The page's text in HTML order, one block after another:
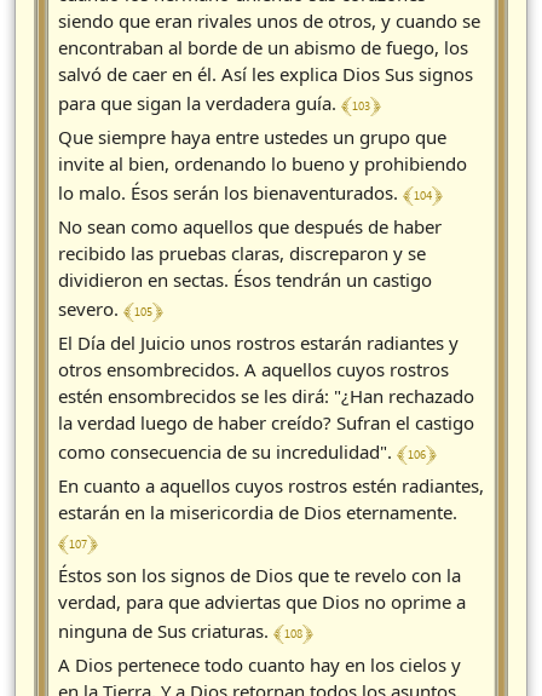
siendo que eran rivales unos de otros, y cuando se
encontraban al borde de un abismo de fuego, los
salvó de caer en él. Así les explica Dios Sus signos
para que sigan la verdadera guía. ﴾ 103 ﴿
Que siempre haya entre ustedes un grupo que
invite al bien, ordenando lo bueno y prohibiendo
lo malo. Ésos serán los bienaventurados. ﴾ 104 ﴿
No sean como aquellos que después de haber
recibido las pruebas claras, discreparon y se
dividieron en sectas. Ésos tendrán un castigo
severo. ﴾ 105 ﴿
El Día del Juicio unos rostros estarán radiantes y
otros ensombrecidos. A aquellos cuyos rostros
estén ensombrecidos se les dirá: "¿Han rechazado
la verdad luego de haber creído? Sufran el castigo
como consecuencia de su incredulidad". ﴾ 106 ﴿
En cuanto a aquellos cuyos rostros estén radiantes,
estarán en la misericordia de Dios eternamente.
﴾ 107 ﴿
Éstos son los signos de Dios que te revelo con la
verdad, para que adviertas que Dios no oprime a
ninguna de Sus criaturas. ﴾ 108 ﴿
A Dios pertenece todo cuanto hay en los cielos y